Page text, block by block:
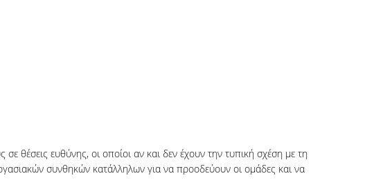
θέσεις ευθύνης, οι οποίοι αν και δεν έχουν την τυπική σχέση με τη
συνθηκών κατάλληλων για να προοδεύουν οι ομάδες και να